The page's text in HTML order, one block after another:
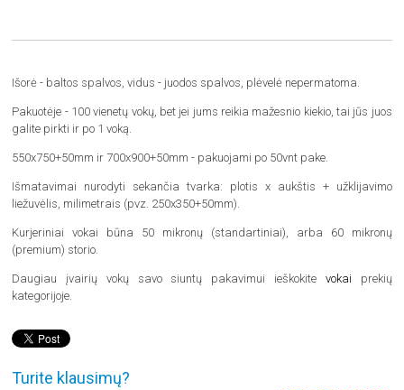
Išorė - baltos spalvos, vidus - juodos spalvos, plėvelė nepermatoma.
Pakuotėje - 100 vienetų vokų, bet jei jums reikia mažesnio kiekio, tai jūs juos
galite pirkti ir po 1 voką.
550x750+50mm ir 700x900+50mm - pakuojami po 50vnt pake.
Išmatavimai nurodyti sekančia tvarka: plotis x aukštis + užklijavimo
liežuvėlis, milimetrais (pvz. 250x350+50mm).
Kurjeriniai vokai būna 50 mikronų (standartiniai), arba 60 mikronų
(premium) storio.
Daugiau įvairių vokų savo siuntų pakavimui ieškokite vokai prekių
kategorijoje.
Turite klausimų?